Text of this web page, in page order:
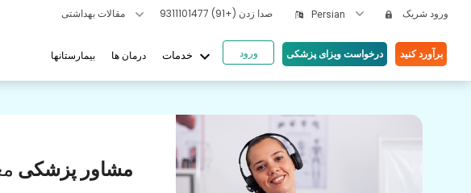
صدا زدن (+91) 9311101477 Persian ورود شریک
بیمارستانها درمان ها keyboard_arrow_down ورود درخواست ویزای پزشکی برآورد کنید
مشاور پزشکی